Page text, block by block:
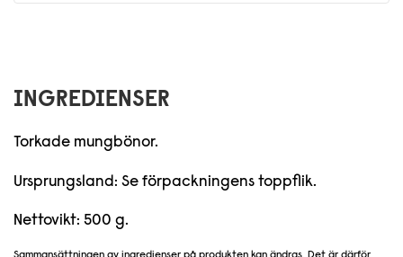
INGREDIENSER
Torkade mungbönor.
Ursprungsland: Se förpackningens toppflik.
Nettovikt: 500 g.